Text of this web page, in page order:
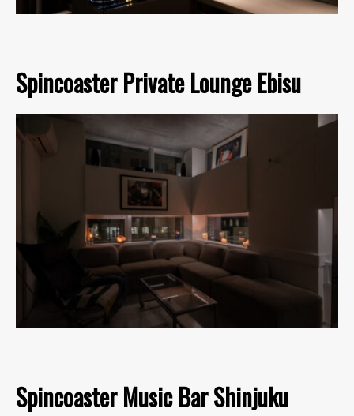
Spincoaster Private Lounge Ebisu
Spincoaster Music Bar Shinjuku